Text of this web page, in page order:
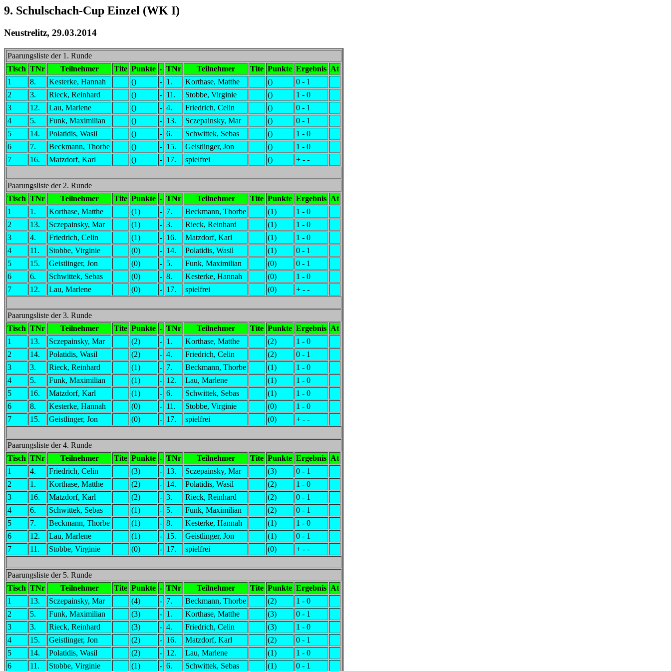
9. Schulschach-Cup Einzel (WK I)
Neustrelitz, 29.03.2014
Paarungsliste der 1. Runde
Tisch TNr Teilnehmer Tite Punkte - TNr Teilnehmer Tite Punkte Ergebnis At
1
8. Kesterke, Hannah () - 1. Korthase, Matthe ()
0 - 1
2
3. Rieck, Reinhard () - 11. Stobbe, Virginie ()
1 - 0
3
12. Lau, Marlene () - 4. Friedrich, Celin ()
0 - 1
4
5. Funk, Maximilian () - 13. Sczepainsky, Mar ()
0 - 1
5
14. Polatidis, Wasil () - 6. Schwittek, Sebas ()
1 - 0
6
7. Beckmann, Thorbe () - 15. Geistlinger, Jon ()
1 - 0
7
16. Matzdorf, Karl () - 17. spielfrei () + - -
Paarungsliste der 2. Runde
Tisch TNr Teilnehmer Tite Punkte - TNr Teilnehmer Tite Punkte Ergebnis At
1
1. Korthase, Matthe (1) - 7. Beckmann, Thorbe (1)
1 - 0
2
13. Sczepainsky, Mar (1) - 3. Rieck, Reinhard (1)
1 - 0
3
4. Friedrich, Celin (1) - 16. Matzdorf, Karl (1)
1 - 0
4
11. Stobbe, Virginie (0) - 14. Polatidis, Wasil (1)
0 - 1
5
15. Geistlinger, Jon (0) - 5. Funk, Maximilian (0)
0 - 1
6
6. Schwittek, Sebas (0) - 8. Kesterke, Hannah (0)
1 - 0
7
12. Lau, Marlene (0) - 17. spielfrei (0) + - -
Paarungsliste der 3. Runde
Tisch TNr Teilnehmer Tite Punkte - TNr Teilnehmer Tite Punkte Ergebnis At
1
13. Sczepainsky, Mar (2) - 1. Korthase, Matthe (2)
1 - 0
2
14. Polatidis, Wasil (2) - 4. Friedrich, Celin (2)
0 - 1
3
3. Rieck, Reinhard (1) - 7. Beckmann, Thorbe (1)
1 - 0
4
5. Funk, Maximilian (1) - 12. Lau, Marlene (1)
1 - 0
5
16. Matzdorf, Karl (1) - 6. Schwittek, Sebas (1)
1 - 0
6
8. Kesterke, Hannah (0) - 11. Stobbe, Virginie (0)
1 - 0
7
15. Geistlinger, Jon (0) - 17. spielfrei (0) + - -
Paarungsliste der 4. Runde
Tisch TNr Teilnehmer Tite Punkte - TNr Teilnehmer Tite Punkte Ergebnis At
1
4. Friedrich, Celin (3) - 13. Sczepainsky, Mar (3)
0 - 1
2
1. Korthase, Matthe (2) - 14. Polatidis, Wasil (2)
1 - 0
3
16. Matzdorf, Karl (2) - 3. Rieck, Reinhard (2)
0 - 1
4
6. Schwittek, Sebas (1) - 5. Funk, Maximilian (2)
0 - 1
5
7. Beckmann, Thorbe (1) - 8. Kesterke, Hannah (1)
1 - 0
6
12. Lau, Marlene (1) - 15. Geistlinger, Jon (1)
0 - 1
7
11. Stobbe, Virginie (0) - 17. spielfrei (0) + - -
Paarungsliste der 5. Runde
Tisch TNr Teilnehmer Tite Punkte - TNr Teilnehmer Tite Punkte Ergebnis At
1
13. Sczepainsky, Mar (4) - 7. Beckmann, Thorbe (2)
1 - 0
2
5. Funk, Maximilian (3) - 1. Korthase, Matthe (3)
0 - 1
3
3. Rieck, Reinhard (3) - 4. Friedrich, Celin (3)
1 - 0
4
15. Geistlinger, Jon (2) - 16. Matzdorf, Karl (2)
0 - 1
5
14. Polatidis, Wasil (2) - 12. Lau, Marlene (1)
1 - 0
6
11. Stobbe, Virginie (1) - 6. Schwittek, Sebas (1) 0 - 1